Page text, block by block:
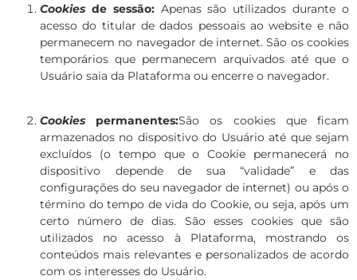
Cookies de sessão: Apenas são utilizados durante o
acesso do titular de dados pessoais aowebsite e não
permanecem no navegador de internet. São os cookies
temporários que permanecem arquivados até que o
Usuário saia da Plataforma ou encerre o navegador.
Cookies permanentes:São os cookies que ficam
armazenados no dispositivo do Usuário até que sejam
excluídos (o tempo que o Cookie permanecerá no
dispositivo depende de sua “validade” e das
configurações do seu navegador de internet) ou após o
término do tempo de vida do Cookie, ou seja, após um
certo número de dias. São esses cookies que são
utilizados no acesso à Plataforma, mostrando os
conteúdos mais relevantes e personalizados de acordo
com os interesses do Usuário.